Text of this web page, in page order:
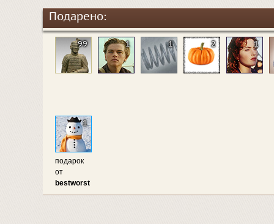
Подарено:
99 1 1 2 1
1
подарок
от
bestworst